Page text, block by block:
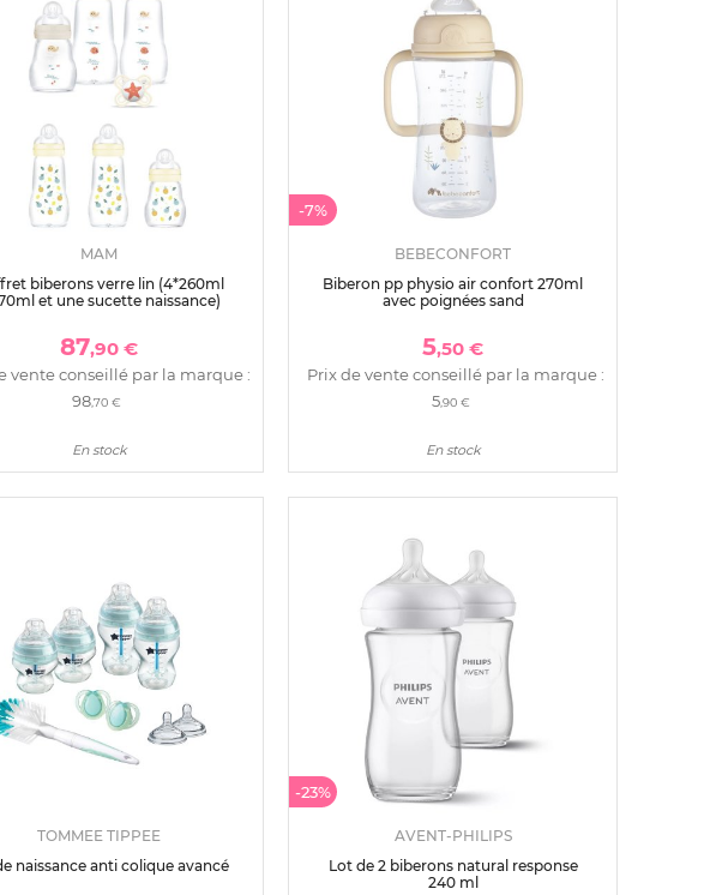
MAM
biberons verre lin (4*260ml
et une sucette naissance)
87,90 €
vente conseillé par la marque :
98,70 €
En stock
-7%
BEBECONFORT
Biberon pp physio air confort 270ml
avec poignées sand
5,50 €
Prix de vente conseillé par la marque :
5,90 €
En stock
TOMMEE TIPPEE
naissance anti colique avancé
-23%
AVENT-PHILIPS
Lot de 2 biberons natural response
240 ml